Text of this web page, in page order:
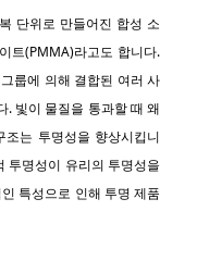
단위로 만들어진 합성 소
트(PMMA)라고도 합니다.
룹에 의해 결합된 여러 사
. 빛이 물질을 통과할 때 왜
는 투명성을 향상시킵니
투명성이 유리의 투명성을
특성으로 인해 투명 제품